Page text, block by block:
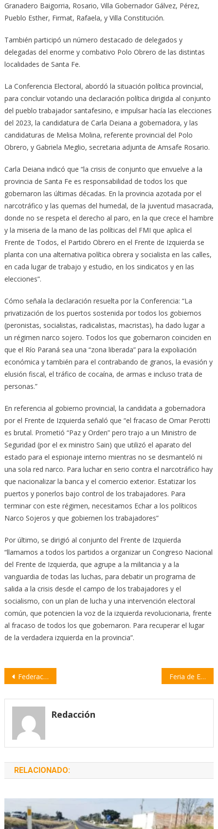
Granadero Baigorria, Rosario, Villa Gobernador Gálvez, Pérez,
Pueblo Esther, Firmat, Rafaela, y Villa Constitución.
También participó un número destacado de delegados y
delegadas del enorme y combativo Polo Obrero de las distintas
localidades de Santa Fe.
La Conferencia Electoral, abordó la situación política provincial,
para concluir votando una declaración política dirigida al conjunto
del pueblo trabajador santafesino, e impulsar hacía las elecciones
del 2023, la candidatura de Carla Deiana a gobernadora, y las
candidaturas de Melisa Molina, referente provincial del Polo
Obrero, y Gabriela Meglio, secretaria adjunta de Amsafe Rosario.
Carla Deiana indicó que “la crisis de conjunto que envuelve a la
provincia de Santa Fe es responsabilidad de todos los que
gobernaron las últimas décadas. En la provincia azotada por el
narcotráfico y las quemas del humedal, de la juventud masacrada,
donde no se respeta el derecho al paro, en la que crece el hambre
y la miseria de la mano de las políticas del FMI que aplica el
Frente de Todos, el Partido Obrero en el Frente de Izquierda se
planta con una alternativa política obrera y socialista en las calles,
en cada lugar de trabajo y estudio, en los sindicatos y en las
elecciones”.
Cómo señala la declaración resuelta por la Conferencia: “La
privatización de los puertos sostenida por todos los gobiernos
(peronistas, socialistas, radicalistas, macristas), ha dado lugar a
un régimen narco sojero. Todos los que gobernaron coinciden en
que el Río Paraná sea una “zona liberada” para la expoliación
económica y también para el contrabando de granos, la evasión y
elusión fiscal, el tráfico de cocaína, de armas e incluso trata de
personas.”
En referencia al gobierno provincial, la candidata a gobernadora
por el Frente de Izquierda señaló que “el fracaso de Omar Perotti
es brutal. Prometió “Paz y Orden” pero trajo a un Ministro de
Seguridad (por el ex ministro Sain) que utilizó el aparato del
estado para el espionaje interno mientras no se desmanteló ni
una sola red narco. Para luchar en serio contra el narcotráfico hay
que nacionalizar la banca y el comercio exterior. Estatizar los
puertos y ponerlos bajo control de los trabajadores. Para
terminar con este régimen, necesitamos Echar a los políticos
Narco Sojeros y que gobiernen los trabajadores”
Por último, se dirigió al conjunto del Frente de Izquierda
“llamamos a todos los partidos a organizar un Congreso Nacional
del Frente de Izquierda, que agrupe a la militancia y a la
vanguardia de todas las luchas, para debatir un programa de
salida a la crisis desde el campo de los trabajadores y el
socialismo, con un plan de lucha y una intervención electoral
común, que potencien la voz de la izquierda revolucionaria, frente
al fracaso de todos los que gobernaron. Para recuperar el lugar
de la verdadera izquierda en la provincia”.
Navegación
entradas
Federación Agraria: «Vamos por el cuarto año consecutivo de sequía y el daño ya es irreparable» Feria de Emprendedores, música en vivo y baile, este sábado en Puesta del Sol
Redacción
RELACIONADO: